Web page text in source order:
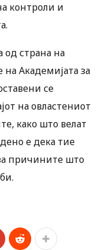
контроли и
од страна на
Академијата за
се
на овластениот
како што велат
е дека тие
причините што